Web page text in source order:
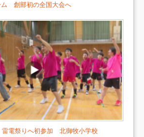
創部初の全国大会へ
電祭りへ初参加 北御牧小学校